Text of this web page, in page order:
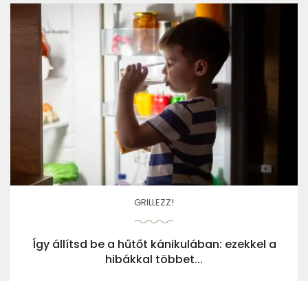
GRILLEZZ!
Így állítsd be a hűtőt kánikulában: ezekkel a
hibákkal többet...